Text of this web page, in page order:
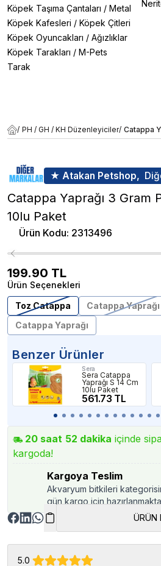
Köpek Taşıma Çantaları / Metal
Köpek Kafesleri / Köpek Çitleri
Köpek Oyuncakları / Ağızlıklar
Köpek Tarakları / M-Pets
Tarak
/ PH / GH / KH Düzenleyiciler/ Catappa
★ Atakan Petshop,
Catappa Yaprağı 3 Gram
10lu Paket
Ürün Kodu: 2313496
199.90 TL
Ürün Seçenekleri
Toz Catappa
Catappa Yaprağı
Catappa Yaprağı
Benzer Ürünler
Sera
Sera Catappa
Yaprağı S 14 Cm
10lu Paket
561.73 TL
20 saat 52 dakika içinde
kargoda!
Kargoya Teslim
Akvaryum bitkileri
gün kargo için
ÜRÜN
5.0